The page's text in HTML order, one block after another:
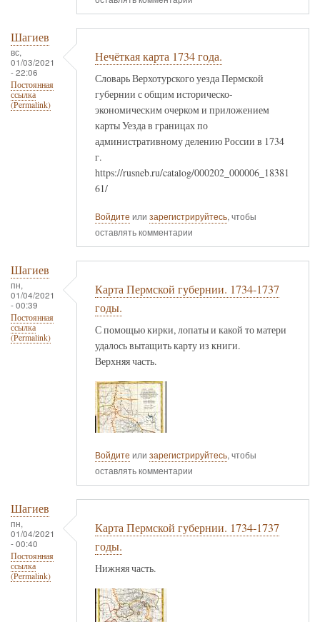
Шагиев
вс,
01/03/2021
- 22:06
Постоянная
ссылка
(Permalink)
Нечёткая карта 1734 года.
Словарь Верхотурского уезда Пермской
губернии с общим историческо-
экономическим очерком и приложением
карты Уезда в границах по
административному делению России в 1734
г.
https://rusneb.ru/catalog/000202_000006_18381
61/
Войдите или зарегистрируйтесь, чтобы
оставлять комментарии
Шагиев
пн,
01/04/2021
- 00:39
Постоянная
ссылка
(Permalink)
Карта Пермской губернии. 1734-1737
годы.
С помощью кирки, лопаты и какой то матери
удалось вытащить карту из книги.
Верхняя часть.
Войдите или зарегистрируйтесь, чтобы
оставлять комментарии
Шагиев
пн,
01/04/2021
- 00:40
Постоянная
ссылка
(Permalink)
Карта Пермской губернии. 1734-1737
годы.
Нижняя часть.